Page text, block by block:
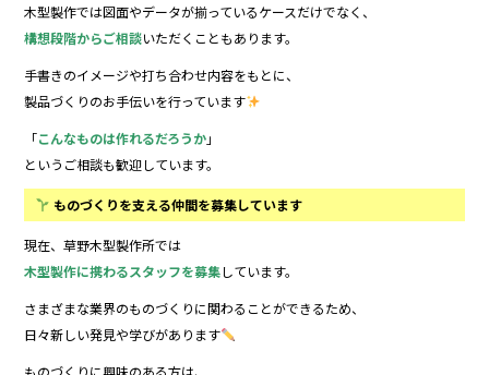
木型製作では図面やデータが揃っているケースだけでなく、
構想段階からご相談いただくこともあります。
手書きのイメージや打ち合わせ内容をもとに、
製品づくりのお手伝いを行っています
「こんなものは作れるだろうか」
というご相談も歓迎しています。
ものづくりを支える仲間を募集しています
現在、草野木型製作所では
木型製作に携わるスタッフを募集しています。
さまざまな業界のものづくりに関わることができるため、
日々新しい発見や学びがあります
ものづくりに興味のある方は、